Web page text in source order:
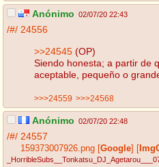
Anónimo 02/07/20 22:43
/#/ 24556
>>24545 (OP)
Siendo honesta; a partir de
aceptable, pequeño o
>>>24559 >>>24568
Anónimo 02/07/20 22:48
/#/ 24557
159373007926.png Google